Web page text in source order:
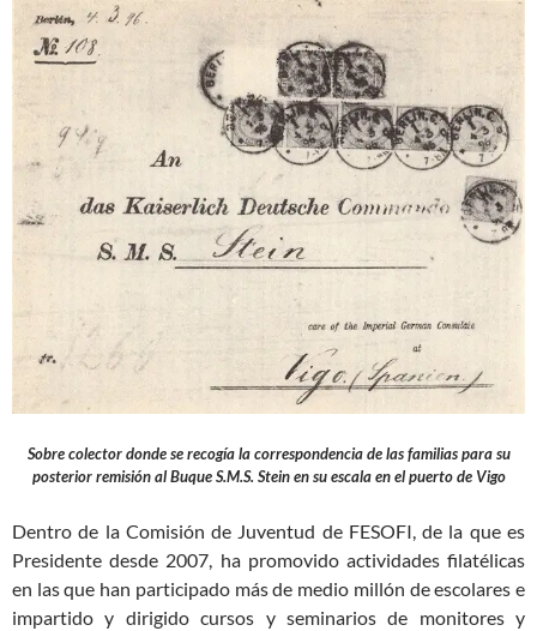
Sobre colector donde se recogía la correspondencia de las familias para su
posterior remisión al Buque S.M.S. Stein en su escala en el puerto de Vigo
Dentro de la Comisión de Juventud de FESOFI, de la que es
Presidente desde 2007, ha promovido actividades filatélicas
en las que han participado más de medio millón de escolares e
impartido y dirigido cursos y seminarios de monitores y